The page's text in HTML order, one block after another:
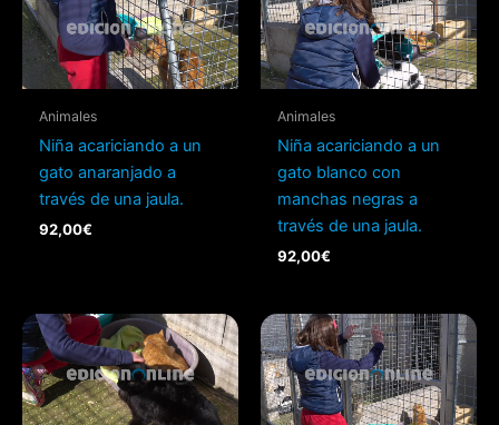
Animales
Niña acariciando a un
gato anaranjado a
través de una jaula.
92,00€
Animales
Niña acariciando a un
gato blanco con
manchas negras a
través de una jaula.
92,00€